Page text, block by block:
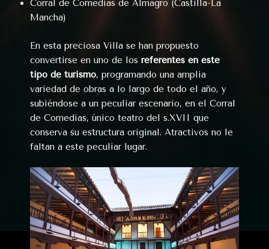
Corral de Comedias de Almagro (Castilla-La
Mancha)
En esta preciosa Villa se han propuesto
convertirse en uno de los referentes en este
tipo de turismo, programando una amplia
variedad de obras a lo largo de todo el año, y
subiéndose a un peculiar escenario, en el Corral
de Comedias, único teatro del s.XVII que
conserva su estructura original. Atractivos no le
faltan a este peculiar lugar.